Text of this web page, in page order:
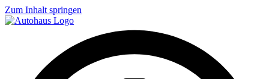
Zum Inhalt springen